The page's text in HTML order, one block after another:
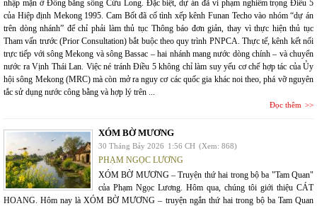
nhập mặn ở Đồng bằng sông Cửu Long. Đặc biệt, dự án đã vi phạm nghiêm trọng Điều 5
của Hiệp định Mekong 1995. Cam Bốt đã cố tình xếp kênh Funan Techo vào nhóm “dự án
trên dòng nhánh” để chỉ phải làm thủ tục Thông báo đơn giản, thay vì thực hiện thủ tục
Tham vấn trước (Prior Consultation) bắt buộc theo quy trình PNPCA. Thực tế, kênh kết nối
trực tiếp với sông Mekong và sông Bassac – hai nhánh mang nước dòng chính – và chuyển
nước ra Vịnh Thái Lan. Việc né tránh Điều 5 không chỉ làm suy yếu cơ chế hợp tác của Ủy
hội sông Mekong (MRC) mà còn mở ra nguy cơ các quốc gia khác noi theo, phá vỡ nguyên
tắc sử dụng nước công bằng và hợp lý trên ...
Đọc thêm
XÓM BỜ MƯƠNG
30 Tháng Bảy 2026 1:56 CH (Xem: 868)
PHẠM NGỌC LƯƠNG
XÓM BỜ MƯƠNG – Truyện thứ hai trong bộ ba "Tam Quan"
của Phạm Ngọc Lương. Hôm qua, chúng tôi giới thiệu CÁT
HOANG. Hôm nay là XÓM BỜ MƯƠNG – truyện ngắn thứ hai trong bộ ba Tam Quan